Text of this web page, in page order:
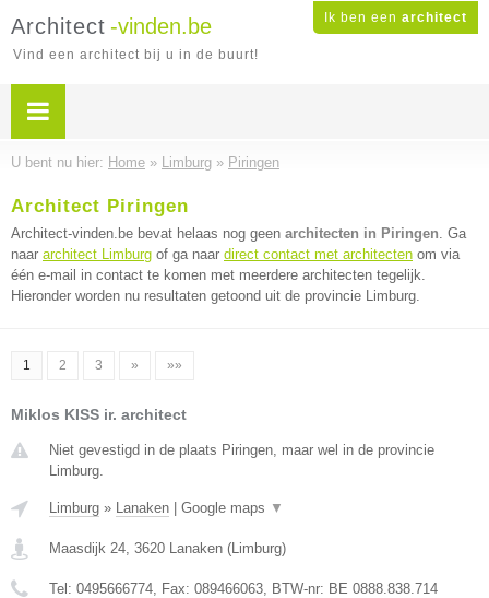
Ik ben een architect
Architect -vinden.be
Vind een architect bij u in de buurt!
U bent nu hier: Home » Limburg » Piringen
Architect Piringen
Architect-vinden.be bevat helaas nog geen architecten in Piringen. Ga
naar architect Limburg of ga naar direct contact met architecten om via
één e-mail in contact te komen met meerdere architecten tegelijk.
Hieronder worden nu resultaten getoond uit de provincie Limburg.
1 2 3 » »»
Miklos KISS ir. architect
Niet gevestigd in de plaats Piringen, maar wel in de provincie
Limburg.
Limburg » Lanaken Google maps ▼
Maasdijk 24, 3620 Lanaken (Limburg)
Tel: 0495666774, Fax: 089466063, BTW-nr: BE 0888.838.714